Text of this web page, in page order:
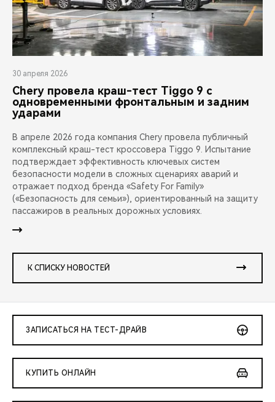
30 апреля 2026
Chery провела краш-тест Tiggo 9 с
одновременными фронтальным и задним
ударами
В апреле 2026 года компания Chery провела публичный
комплексный краш-тест кроссовера Tiggo 9. Испытание
подтверждает эффективность ключевых систем
безопасности модели в сложных сценариях аварий и
отражает подход бренда «Safety For Family»
(«Безопасность для семьи»), ориентированный на защиту
пассажиров в реальных дорожных условиях.
К СПИСКУ НОВОСТЕЙ
ЗАПИСАТЬСЯ НА ТЕСТ-ДРАЙВ
КУПИТЬ ОНЛАЙН